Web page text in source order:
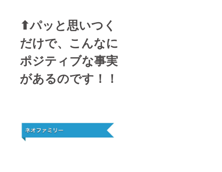
⬆︎パッと思いつく
だけで、 こんなに
ポジティブな事実
があるのです！！